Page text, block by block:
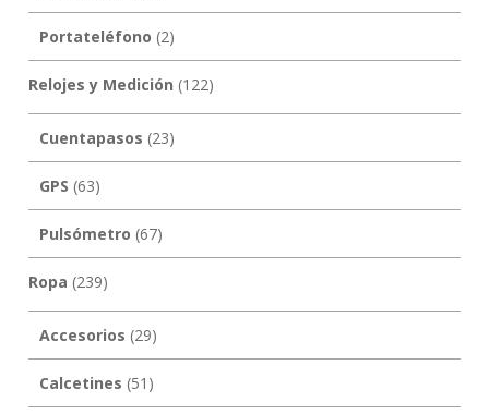
Portateléfono (2)
Relojes y Medición (122)
Cuentapasos (23)
GPS (63)
Pulsómetro (67)
Ropa (239)
Accesorios (29)
Calcetines (51)